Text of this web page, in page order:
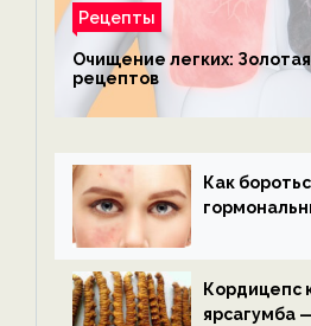
Рецепты
Очищение легких:
рецептов
Как
Кордицепс
ярсагумба